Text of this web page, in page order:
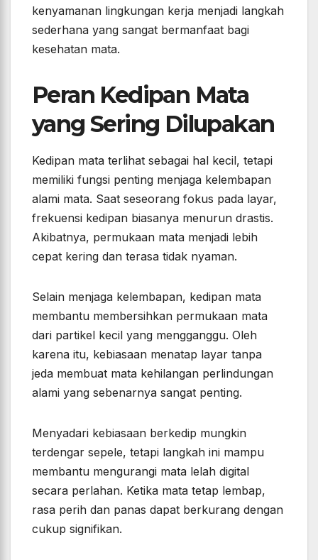
kenyamanan lingkungan kerja menjadi langkah
sederhana yang sangat bermanfaat bagi
kesehatan mata.
Peran Kedipan Mata
yang Sering Dilupakan
Kedipan mata terlihat sebagai hal kecil, tetapi
memiliki fungsi penting menjaga kelembapan
alami mata. Saat seseorang fokus pada layar,
frekuensi kedipan biasanya menurun drastis.
Akibatnya, permukaan mata menjadi lebih
cepat kering dan terasa tidak nyaman.
Selain menjaga kelembapan, kedipan mata
membantu membersihkan permukaan mata
dari partikel kecil yang mengganggu. Oleh
karena itu, kebiasaan menatap layar tanpa
jeda membuat mata kehilangan perlindungan
alami yang sebenarnya sangat penting.
Menyadari kebiasaan berkedip mungkin
terdengar sepele, tetapi langkah ini mampu
membantu mengurangi mata lelah digital
secara perlahan. Ketika mata tetap lembap,
rasa perih dan panas dapat berkurang dengan
cukup signifikan.